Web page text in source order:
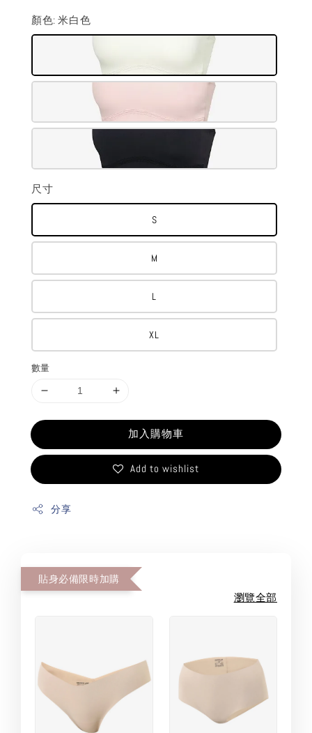
顏色: 米白色
尺寸
S
M
L
XL
數量
加入購物車
Add to wishlist
分享
貼身必備限時加購
瀏覽全部